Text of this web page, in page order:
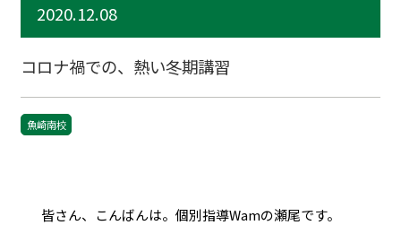
2020.12.08
コロナ禍での、熱い冬期講習
魚崎南校
皆さん、こんばんは。個別指導Wamの瀬尾です。